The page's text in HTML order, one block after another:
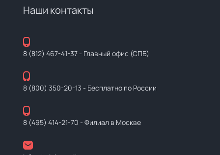
Наши контакты
8 (812) 467-41-37- Главный офис (СПБ)
8 (800) 350-20-13 - Бесплатно по России
8 (495) 414-21-70 - Филиал в Москве